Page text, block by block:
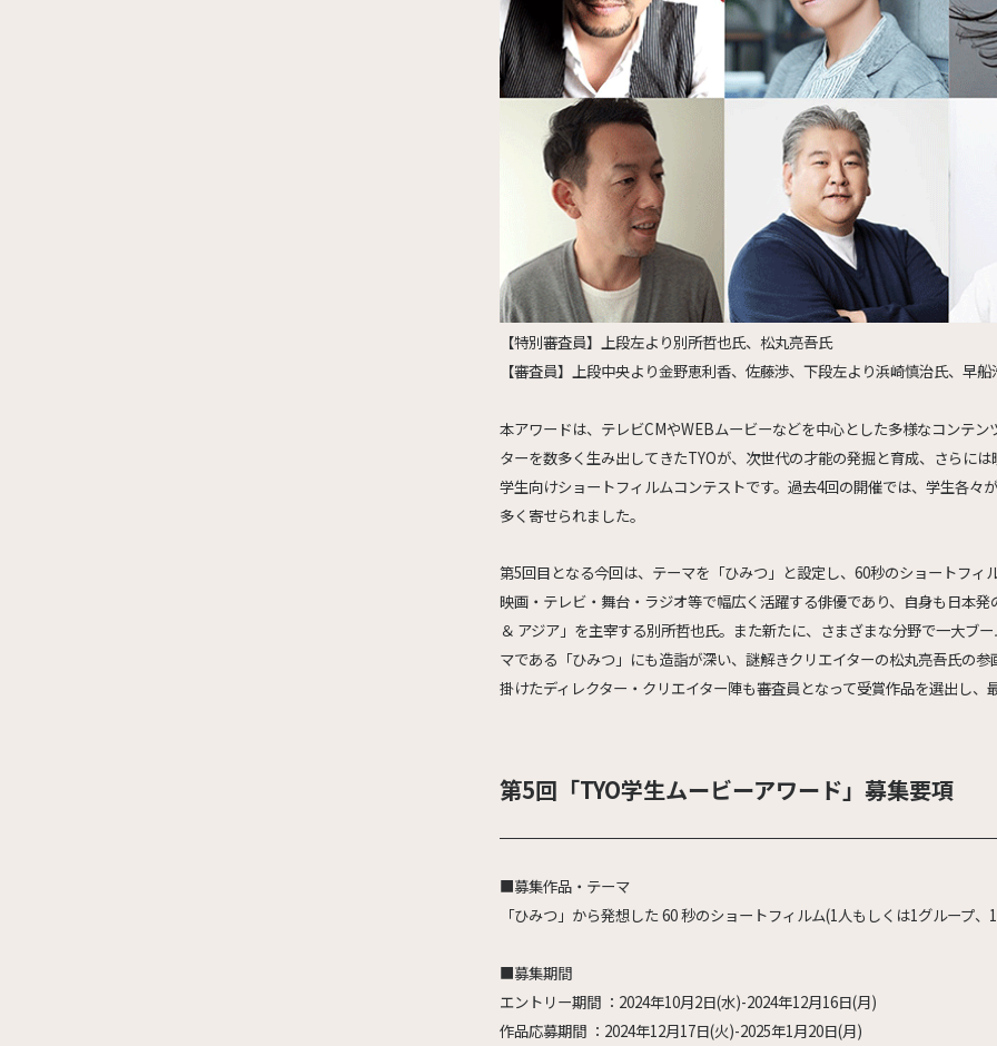
【特別審査員】上段左より別所哲也氏、松丸亮吾氏
【審査員】上段中央より金野恵利香、佐藤渉、下段左より浜崎慎治氏、早
本アワードは、テレビCMやWEBムービーなどを中心とした多様なコンテ
ターを数多く生み出してきたTYOが、次世代の才能の発掘と育成、さらに
学生向けショートフィルムコンテストです。過去4回の開催では、学生各々
多く寄せられました。
第5回目となる今回は、テーマを「ひみつ」と設定し、60秒のショートフィ
映画・テレビ・舞台・ラジオ等で幅広く活躍する俳優であり、自身も日本
＆ アジア」を主宰する別所哲也氏。また新たに、さまざまな分野で一大ブ
マである「ひみつ」にも造詣が深い、謎解きクリエイターの松丸亮吾氏の
掛けたディレクター・クリエイター陣も審査員となって受賞作品を選出し、
第5回「TYO学生ムービーアワード」募集要項
■募集作品・テーマ
「ひみつ」から発想した 60 秒のショートフィルム(1人もしくは1グループ、
■募集期間
エントリー期間 ：2024年10月2日(水)-2024年12月16日(月)
作品応募期間 ：2024年12月17日(火)-2025年1月20日(月)